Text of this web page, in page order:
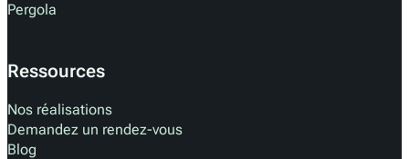
Pergola
Ressources
Nos réalisations
Demandez un rendez-vous
Blog